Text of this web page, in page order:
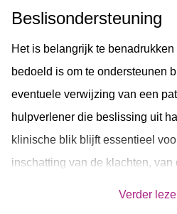
Beslisondersteuning
Het is belangrijk te
bedoeld is om te ondersteunen
eventuele verwijzing van een
hulpverlener die beslissing uit
klinische blik blijft essentieel
inschatting van de klachten,
Verder